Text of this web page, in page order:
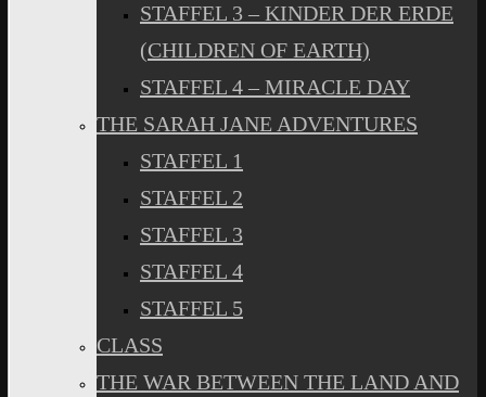
STAFFEL 3 – KINDER DER ERDE
(CHILDREN OF EARTH)
STAFFEL 4 – MIRACLE DAY
THE SARAH JANE ADVENTURES
STAFFEL 1
STAFFEL 2
STAFFEL 3
STAFFEL 4
STAFFEL 5
CLASS
THE WAR BETWEEN THE LAND AND